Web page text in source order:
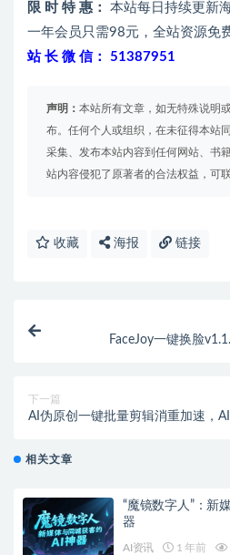
限 时 特 惠： 本站每日持续更新
一年会员只需98元，全站资源免
站 长 微 信： 51387951
声明： 本站所有文章，如无特殊说明
布。任何个人或组织，在未征得本站
采集、发布本站内容到任何网站、书
站内容侵犯了原著者的合法权益，可
收藏 海报 链接
FaceJoy一键换脸
下一篇
AI伪原创一键批量剪辑消重加速，
相关文章
“魔镜数字人”：新
器
AI资讯 1 年前